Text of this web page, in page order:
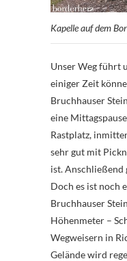
Kapelle auf dem
Unser Weg führt
einiger Zeit
Bruchhauser
eine
Rastplatz,
sehr gut mit
ist. Anschließend
Doch es ist noch
Bruchhauser
Höhenmeter –
Wegweisern in
Gelände wird